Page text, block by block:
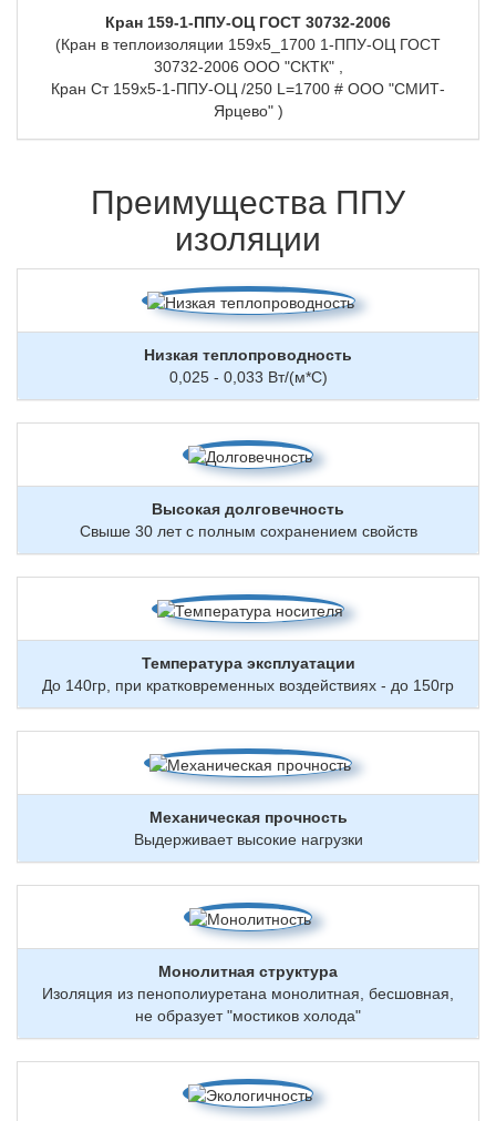
Кран 159-1-ППУ-ОЦ ГОСТ 30732-2006
(Кран в теплоизоляции 159х5_1700 1-ППУ-ОЦ ГОСТ
30732-2006 ООО "СКТК" ,
Кран Ст 159х5-1-ППУ-ОЦ /250 L=1700 # ООО "СМИТ-
Ярцево" )
Преимущества ППУ
изоляции
Низкая теплопроводность
0,025 - 0,033 Вт/(м*С)
Высокая долговечность
Свыше 30 лет с полным сохранением свойств
Температура эксплуатации
До 140гр, при кратковременных воздействиях - до 150гр
Механическая прочность
Выдерживает высокие нагрузки
Монолитная структура
Изоляция из пенополиуретана монолитная, бесшовная,
не образует "мостиков холода"